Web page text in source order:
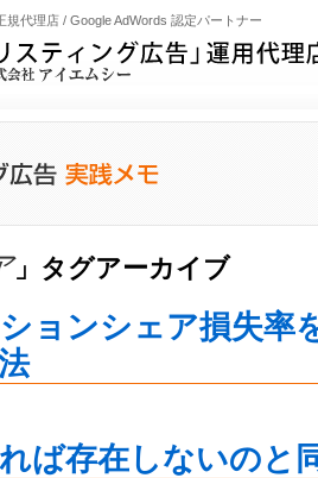
規代理店 / Google AdWords 認定パートナー
」タグアーカイブ
ョンシェア損失率
ば存在しないのと